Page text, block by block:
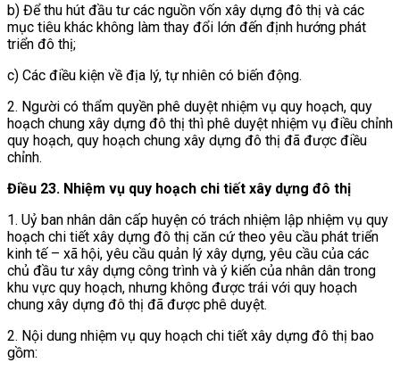
b) Để thu hút đầu tư các nguồn vốn xây dựng đô thị và các
mục tiêu khác không làm thay đổi lớn đến định hướng phát
triển đô thị;
c) Các điều kiện về địa lý, tự nhiên có biến động.
2. Người có thẩm quyền phê duyệt nhiệm vụ quy hoạch, quy
hoạch chung xây dựng đô thị thì phê duyệt nhiệm vụ điều chỉnh
quy hoạch, quy hoạch chung xây dựng đô thị đã được điều
chỉnh.
Điều 23. Nhiệm vụ quy hoạch chi tiết xây dựng đô thị
1. Uỷ ban nhân dân cấp huyện có trách nhiệm lập nhiệm vụ quy
hoạch chi tiết xây dựng đô thị căn cứ theo yêu cầu phát triển
kinh tế – xã hội, yêu cầu quản lý xây dựng, yêu cầu của các
chủ đầu tư xây dựng công trình và ý kiến của nhân dân trong
khu vực quy hoạch, nhưng không được trái với quy hoạch
chung xây dựng đô thị đã được phê duyệt.
2. Nội dung nhiệm vụ quy hoạch chi tiết xây dựng đô thị bao
gồm: